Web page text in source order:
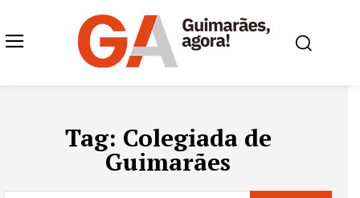
Tag: Colegiada de
Guimarães